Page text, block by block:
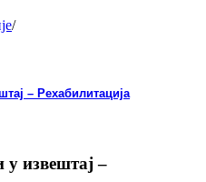
/
– Рехабилитација
у извештај –